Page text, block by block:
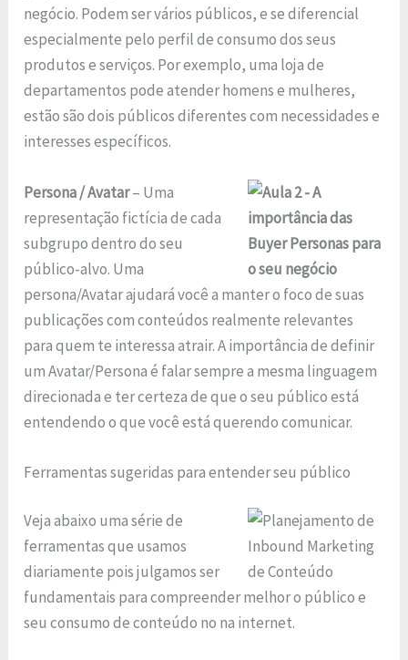
negócio. Podem ser vários públicos, e se diferencial
especialmente pelo perfil de consumo dos seus
produtos e serviços. Por exemplo, uma loja de
departamentos pode atender homens e mulheres,
estão são dois públicos diferentes com necessidades e
interesses específicos.
Persona / Avatar– Uma
representação fictícia de cada
subgrupo dentro do seu
público-alvo. Uma
persona/Avatar ajudará você a manter o foco de suas
publicações com conteúdos realmente relevantes
para quem te interessa atrair. A importância de definir
um Avatar/Persona é falar sempre a mesma linguagem
direcionada e ter certeza de que o seu público está
entendendo o que você está querendo comunicar.
Ferramentas sugeridas para entender seu público
Veja abaixo uma série de
ferramentas que usamos
diariamente pois julgamos ser
fundamentais para compreender melhor o público e
seu consumo de conteúdo no na internet.